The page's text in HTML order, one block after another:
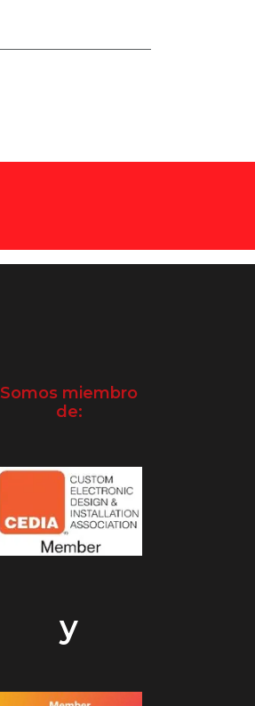
Somos miembro
de:
y